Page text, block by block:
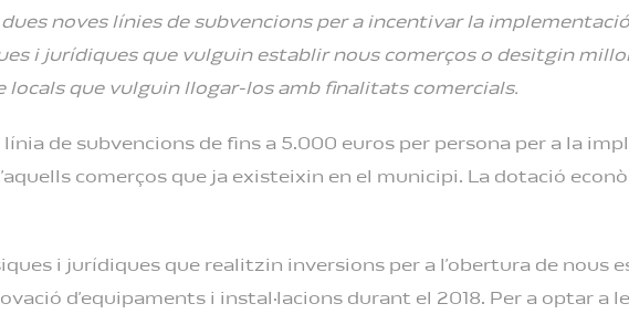
noves línies de subvencions per a incentivar la
i jurídiques que vulguin establir nous comerços o desitgin
locals que vulguin llogar-los amb finalitats comercials.
de subvencions de fins a 5.000 euros per persona per a la
comerços que ja existeixin en el municipi. La dotació
i jurídiques que realitzin inversions per a l’obertura de nous
d’equipaments i instal·lacions durant el 2018. Per a optar a